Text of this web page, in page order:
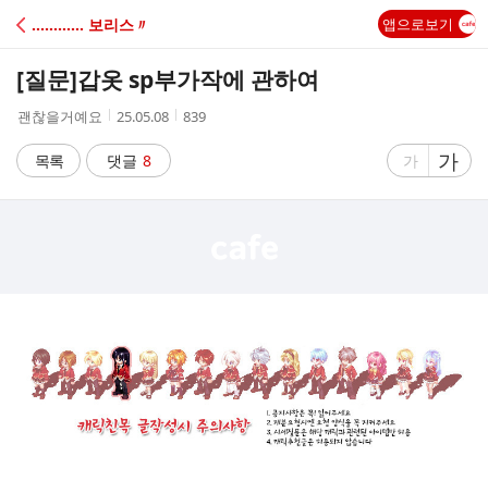
C
A
………… 보리스〃 앱으로보기
[질문]갑옷 sp부가작에 관하여
작
자
괜찮을거예요
작
시
간
25.05.08
조
839
목록 댓글 8
글
가
글
자
가